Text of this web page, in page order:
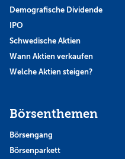
Demografische Dividende
IPO
Schwedische Aktien
Wann Aktien verkaufen
Welche Aktien steigen?
Börsenthemen
Börsengang
Börsenparkett